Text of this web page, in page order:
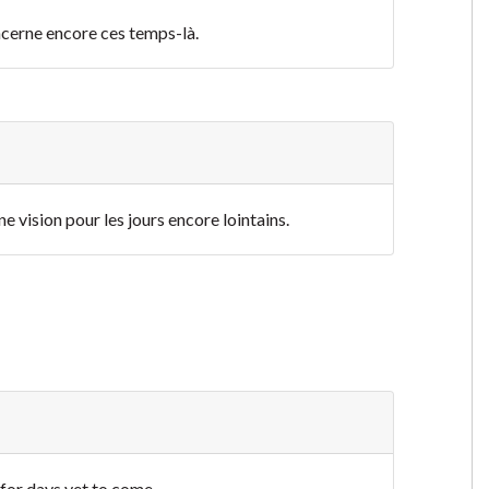
encore ces temps-là.
vision pour les jours encore lointains.